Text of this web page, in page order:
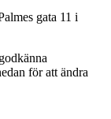
gata 11 i
för att ändra